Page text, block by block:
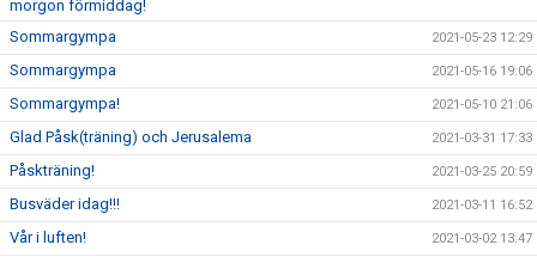
morgon förmiddag!
Sommargympa 2021-05-23 12:29
Sommargympa 2021-05-16 19:06
Sommargympa! 2021-05-10 21:06
Glad Påsk(träning) och Jerusalema 2021-03-31 17:33
Påskträning! 2021-03-25 20:59
Busväder idag!!! 2021-03-11 16:52
Vår i luften! 2021-03-02 13:47